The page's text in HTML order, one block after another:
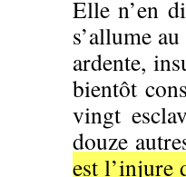
Elle n’en
s’allume
ardente,
bientôt
vingt
douze
est l’injure